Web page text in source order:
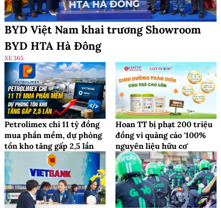
BYD Việt Nam khai trương Showroom
BYD HTA Hà Đông
XE 365
Petrolimex chi 11 tỷ đồng
mua phần mềm, dự phòng
tồn kho tăng gấp 2,5 lần
Hoan TT bị phạt 200 triệu
đồng vì quảng cáo '100%
nguyên liệu hữu cơ'